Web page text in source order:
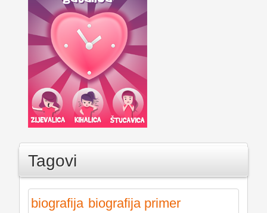
Tagovi
biografija biografija primer